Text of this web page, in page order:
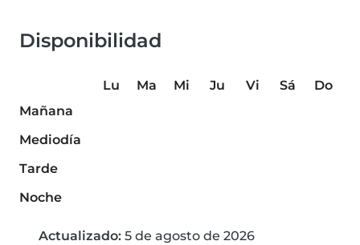
Disponibilidad
Lu Ma Mi Ju Vi Sá
Do
Mañana
Mediodía
Tarde
Noche
Actualizado: 5 de agosto de 2026